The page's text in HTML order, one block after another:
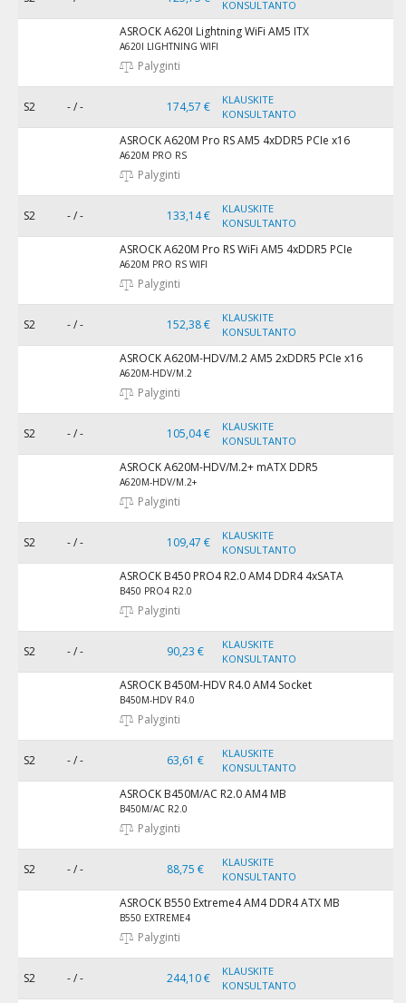
KONSULTANTO
ASROCK A620I Lightning WiFi AM5 ITX
A620I LIGHTNING WIFI
Palyginti
S2 - / - 174,57 €
KLAUSKITE
KONSULTANTO
ASROCK A620M Pro RS AM5 4xDDR5 PCIe x16
A620M PRO RS
Palyginti
S2 - / - 133,14 €
KLAUSKITE
KONSULTANTO
ASROCK A620M Pro RS WiFi AM5 4xDDR5 PCIe
A620M PRO RS WIFI
Palyginti
S2 - / - 152,38 €
KLAUSKITE
KONSULTANTO
ASROCK A620M-HDV/M.2 AM5 2xDDR5 PCIe x16
A620M-HDV/M.2
Palyginti
S2 - / - 105,04 €
KLAUSKITE
KONSULTANTO
ASROCK A620M-HDV/M.2+ mATX DDR5
A620M-HDV/M.2+
Palyginti
S2 - / - 109,47 €
KLAUSKITE
KONSULTANTO
ASROCK B450 PRO4 R2.0 AM4 DDR4 4xSATA
B450 PRO4 R2.0
Palyginti
S2 - / - 90,23 €
KLAUSKITE
KONSULTANTO
ASROCK B450M-HDV R4.0 AM4 Socket
B450M-HDV R4.0
Palyginti
S2 - / - 63,61 €
KLAUSKITE
KONSULTANTO
ASROCK B450M/AC R2.0 AM4 MB
B450M/AC R2.0
Palyginti
S2 - / - 88,75 €
KLAUSKITE
KONSULTANTO
ASROCK B550 Extreme4 AM4 DDR4 ATX MB
B550 EXTREME4
Palyginti
S2 - / - 244,10 €
KLAUSKITE
KONSULTANTO